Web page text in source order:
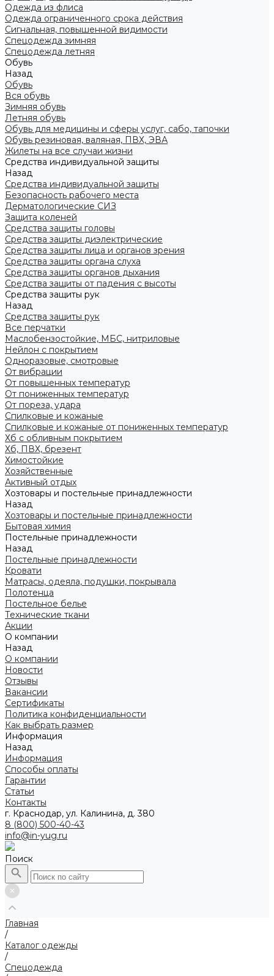
Одежда из флиса
Одежда ограниченного срока действия
Сигнальная, повышенной видимости
Спецодежда зимняя
Спецодежда летняя
Обувь
Назад
Обувь
Вся обувь
Зимняя обувь
Летняя обувь
Обувь для медицины и сферы услуг, сабо, тапочки
Обувь резиновая, валяная, ПВХ, ЭВА
Жилеты на все случаи жизни
Средства индивидуальной защиты
Назад
Средства индивидуальной защиты
Безопасность рабочего места
Дерматологические СИЗ
Защита коленей
Средства защиты головы
Средства защиты диэлектрические
Средства защиты лица и органов зрения
Средства защиты органа слуха
Средства защиты органов дыхания
Средства защиты от падения с высоты
Средства защиты рук
Назад
Средства защиты рук
Все перчатки
Маслобензостойкие, МБС, нитриловые
Нейлон с покрытием
Одноразовые, смотровые
От вибрации
От повышенных температур
От пониженных температур
От пореза, удара
Спилковые и кожаные
Спилковые и кожаные от пониженных температур
Хб с обливным покрытием
Хб, ПВХ, брезент
Химостойкие
Хозяйственные
Активный отдых
Хозтовары и постельные принадлежности
Назад
Хозтовары и постельные принадлежности
Бытовая химия
Постельные принадлежности
Назад
Постельные принадлежности
Кровати
Матрасы, одеяла, подушки, покрывала
Полотенца
Постельное белье
Технические ткани
Акции
О компании
Назад
О компании
Новости
Отзывы
Вакансии
Сертификаты
Политика конфиденциальности
Как выбрать размер
Информация
Назад
Информация
Способы оплаты
Гарантии
Статьи
Контакты
г. Краснодар, ул. Калинина, д. 380
8 (800) 500-40-43
info@in-yug.ru
Поиск
Главная
/
Каталог одежды
/
Спецодежда